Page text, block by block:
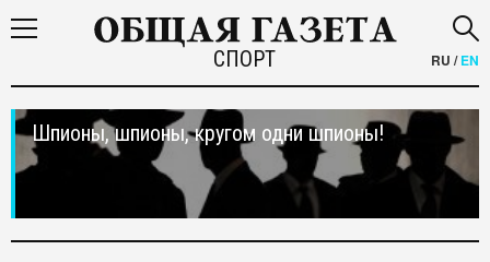
СПОРТ RU /EN
Шпионы, шпионы, кругом одни шпионы!